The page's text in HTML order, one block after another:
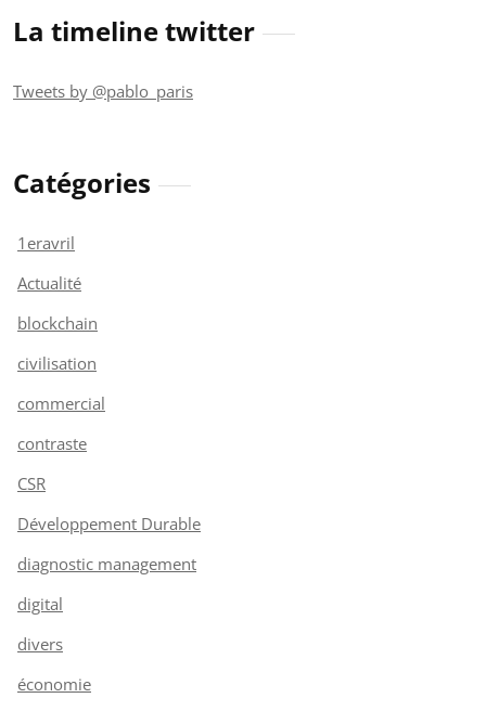
La timeline twitter
Tweets by @pablo_paris
Catégories
1eravril
Actualité
blockchain
civilisation
commercial
contraste
CSR
Développement Durable
diagnostic management
digital
divers
économie